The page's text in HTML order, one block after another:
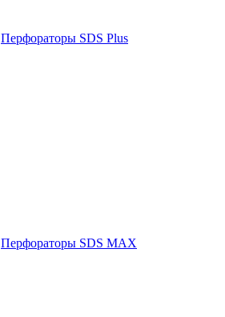
Перфораторы SDS Plus
Перфораторы SDS MAX